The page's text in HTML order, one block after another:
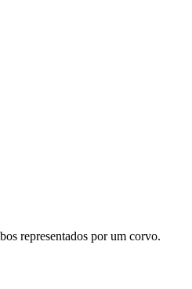
representados por um corvo.